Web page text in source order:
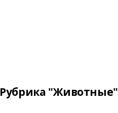
Рубрика "Животные"